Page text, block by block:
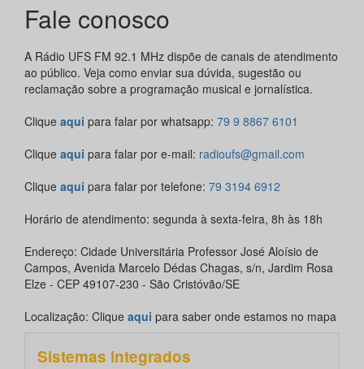
Fale conosco
A Rádio UFS FM 92.1 MHz dispõe de canais de atendimento
ao público. Veja como enviar sua dúvida, sugestão ou
reclamação sobre a programação musical e jornalística.
Clique aqui para falar por whatsapp: 79 9 8867 6101
Clique aqui para falar por e-mail: radioufs@gmail.com
Clique aqui para falar por telefone: 79 3194 6912
Horário de atendimento: segunda à sexta-feira, 8h às 18h
Endereço: Cidade Universitária Professor José Aloísio de
Campos, Avenida Marcelo Dédas Chagas, s/n, Jardim Rosa
Elze - CEP 49107-230 - São Cristóvão/SE
Localização: Clique aqui para saber onde estamos no mapa
Sistemas integrados